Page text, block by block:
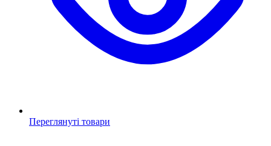
Переглянуті товари